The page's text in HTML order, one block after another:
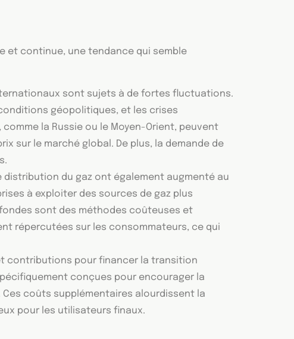
et continue, une tendance qui semble
sont sujets à de fortes fluctuations.
géopolitiques, et les crises
la Russie ou le Moyen-Orient, peuvent
sur le marché global. De plus, la demande de
du gaz ont également augmenté au
à exploiter des sources de gaz plus
sont des méthodes coûteuses et
répercutées sur les consommateurs, ce qui
contributions pour financer la transition
conçues pour encourager la
coûts supplémentaires alourdissent la
pour les utilisateurs finaux.